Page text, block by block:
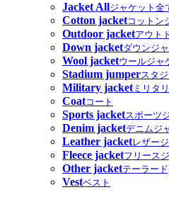
Jacket Allジャケット全
Cotton jacketコットン
Outdoor jacketアウト
Down jacketダウンジ
Wool jacketウールジャ
Stadium jumperスタ
Military jacketミリタ
Coatコート
Sports jacketスポーツ
Denim jacketデニムジ
Leather jacketレザー
Fleece jacketフリース
Other jacketテーラー
Vestベスト